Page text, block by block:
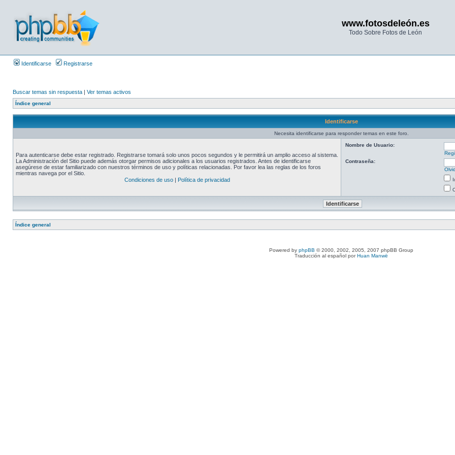
www.fotosdeleón.es
Todo Sobre Fotos de León
Identificarse Registrarse
Buscar temas sin respuesta | Ver temas activos
Índice general
Identificarse
Necesita identificarse para responder temas en este foro.
Para autenticarse debe estar registrado. Registrarse tomará solo unos pocos segundos y le permitirá un amplio acceso al sistema.
La Administración del Sitio puede además otorgar permisos adicionales a los usuarios registrados. Antes de identificarse
asegúrese de estar familiarizado con nuestros términos de uso y políticas relacionadas. Por favor lea las reglas de los foros
mientras navega por el Sitio.
Condiciones de uso| Política de privacidad
Nombre de Usuario:
Contraseña:
Índice general
Powered by phpBB © 2000, 2002, 2005, 2007 phpBB Group
Traducción al español porHuan Manwë